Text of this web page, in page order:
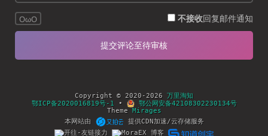
OωO 不接收回复邮件通知
Copyright © 2020-2026 万里淘知
鄂ICP备2020016819号-1 •
鄂公网安备42108302230134号
Theme Mirages
本网站由
提供CDN加速/云存储服务